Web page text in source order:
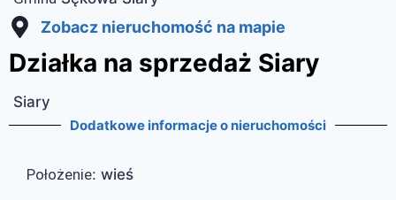
Zobacz nieruchomość na mapie
Działka na sprzedaż Siary
Siary
Dodatkowe informacje o nieruchomości
Położenie: wieś